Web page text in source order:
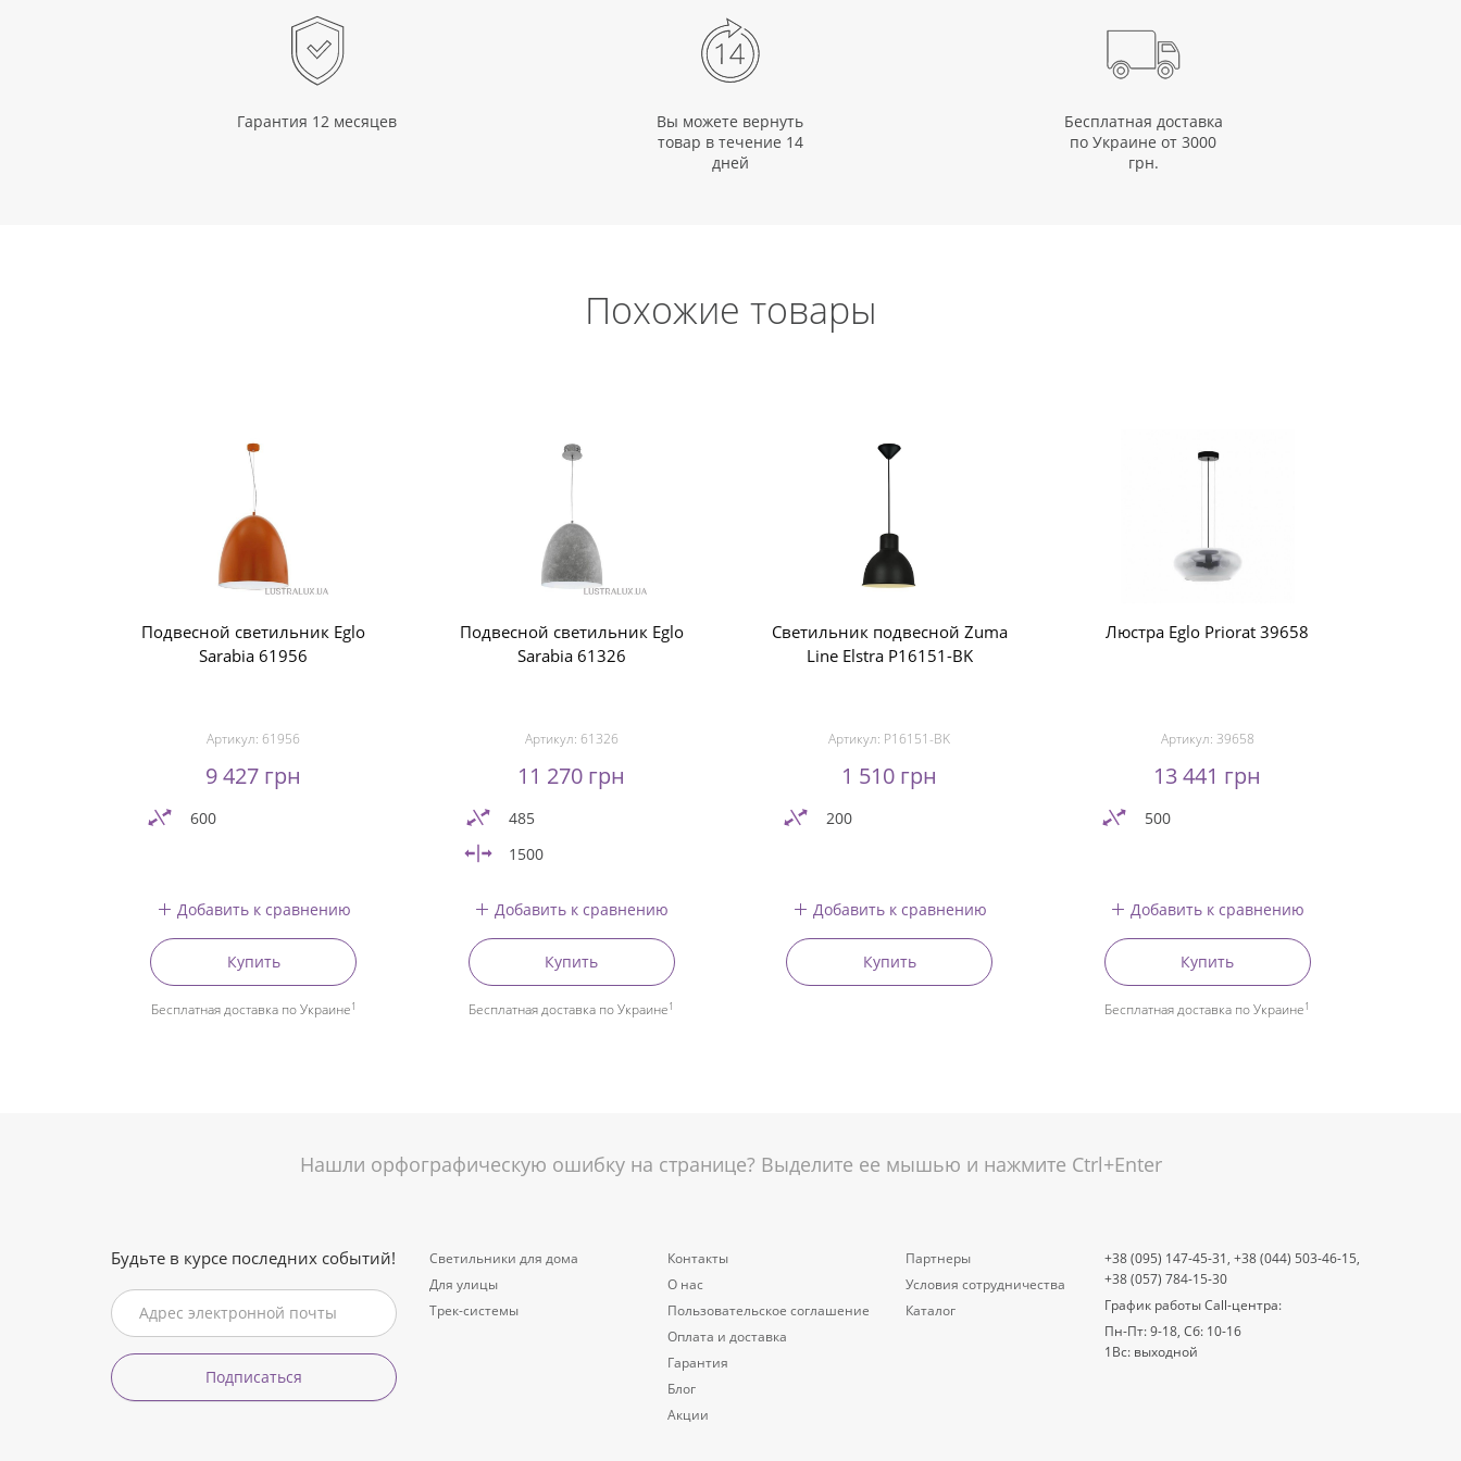
Гарантия 12 месяцев
Вы можете вернуть
товар в течение 14
дней
Бесплатная доставка
по Украине от 3000
грн.
Похожие товары
Подвесной светильник Eglo
Sarabia 61956
Артикул: 61956
9 427 грн
600
Добавить к сравнению
Купить
Бесплатная доставка по Украине1
Подвесной светильник Eglo
Sarabia 61326
Артикул: 61326
11 270 грн
485
1500
Добавить к сравнению
Купить
Бесплатная доставка по Украине1
Светильник подвесной Zuma
Line Elstra P16151-BK
Артикул: P16151-BK
1 510 грн
200
Добавить к сравнению
Купить
Люстра Eglo Priorat 39658
Артикул: 39658
13 441 грн
500
Добавить к сравнению
Купить
Бесплатная доставка по Украине1
Нашли орфографическую ошибку на странице? Выделите ее мышью и нажмите Ctrl+Enter
Будьте в курсе последних событий!
Подписаться
Светильники для дома
Для улицы
Трек-системы
Контакты
О нас
Пользовательское соглашение
Оплата и доставка
Гарантия
Блог
Акции
Партнеры
Условия сотрудничества
Каталог
+38 (095) 147-45-31, +38 (044) 503-46-15,
+38 (057) 784-15-30
График работы Call-центра:
Пн-Пт: 9-18, Сб: 10-16
1Вс: выходной